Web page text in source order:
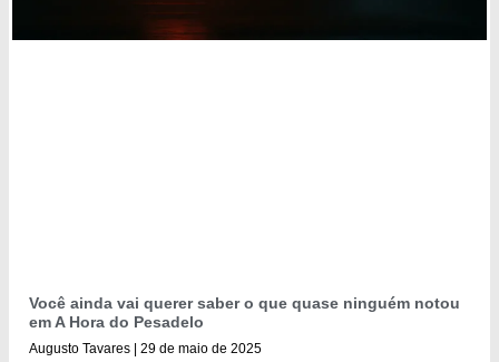
Você ainda vai querer saber o que quase ninguém notou
em A Hora do Pesadelo
Augusto Tavares 29 de maio de 2025